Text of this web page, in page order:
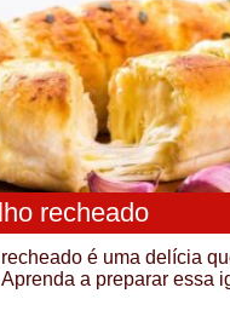
recheado
é uma delícia
a preparar essa